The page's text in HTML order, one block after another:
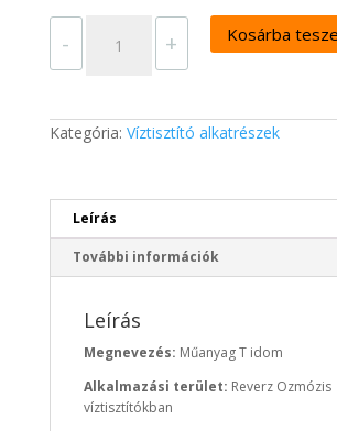
- idom + Kosárba
Kategória: Víztisztító alkatrészek
Leírás
További információk
Leírás
Megnevezés: Műanyag T idom
Alkalmazási terület: Reverz Ozmózis
víztisztítókban